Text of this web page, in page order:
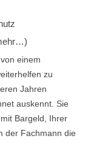
einem
zu
Jahren
auskennt. Sie
Bargeld, Ihrer
der Fachmann die